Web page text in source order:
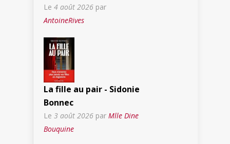
Le 4 août 2026 par
AntoineRives
La fille au pair - Sidonie
Bonnec
Le 3 août 2026 par Mlle Dine
Bouquine